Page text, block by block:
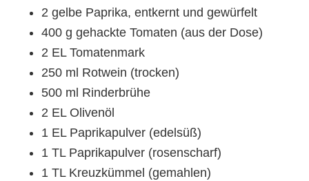
2 gelbe Paprika, entkernt und gewürfelt
400 g gehackte Tomaten (aus der Dose)
2 EL Tomatenmark
250 ml Rotwein (trocken)
500 ml Rinderbrühe
2 EL Olivenöl
1 EL Paprikapulver (edelsüß)
1 TL Paprikapulver (rosenscharf)
1 TL Kreuzkümmel (gemahlen)